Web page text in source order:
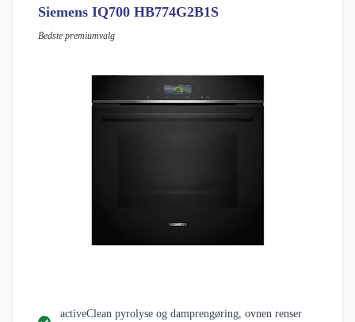
Siemens IQ700 HB774G2B1S
Bedste premiumvalg
activeClean pyrolyse og damprengøring, ovnen renser